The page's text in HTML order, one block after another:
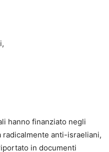
hanno finanziato negli
anti-israeliani,
in documenti